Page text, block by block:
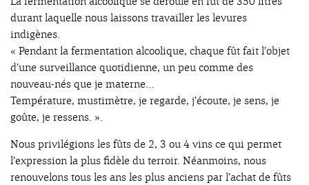
durant laquelle nous laissons travailler les levures
indigènes.
« Pendant la fermentation alcoolique, chaque fût fait l’objet
d’une surveillance quotidienne, un peu comme des
nouveau-nés que je materne…
Température, mustimètre, je regarde, j’écoute, je sens, je
goûte, je ressens. ».
Nous privilégions les fûts de 2, 3 ou 4 vins ce qui permet
l’expression la plus fidèle du terroir. Néanmoins, nous
renouvelons tous les ans les plus anciens par l’achat de fûts